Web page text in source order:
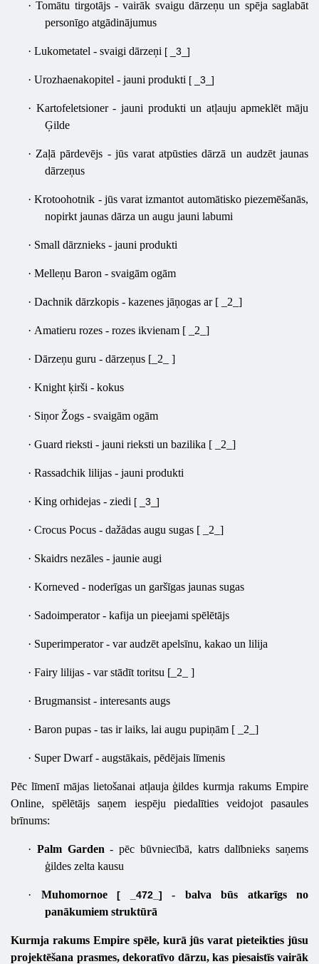
·Tomātu tirgotājs - vairāk svaigu dārzeņu un spēja saglabāt
personīgo atgādinājumus
· Lukometatel - svaigi dārzeņi [ _3_]
· Urozhaenakopitel - jauni produkti [ _3_]
· Kartofeletsioner - jauni produkti un atļauju apmeklēt māju
Ģilde
· Zaļā pārdevējs - jūs varat atpūsties dārzā un audzēt jaunas
dārzeņus
·Krotoohotnik - jūs varat izmantot automātisko piezemēšanās,
nopirkt jaunas dārza un augu jauni labumi
· Small dārznieks - jauni produkti
· Melleņu Baron - svaigām ogām
· Dachnik dārzkopis - kazenes jāņogas ar [ _2_]
· Amatieru rozes - rozes ikvienam [ _2_]
· Dārzeņu guru - dārzeņus [_2_ ]
· Knight ķirši - kokus
· Siņor Žogs - svaigām ogām
· Guard rieksti - jauni rieksti un bazilika [ _2_]
· Rassadchik lilijas - jauni produkti
· King orhidejas - ziedi [ _3_]
· Crocus Pocus - dažādas augu sugas [ _2_]
· Skaidrs nezāles - jaunie augi
· Korneved - noderīgas un garšīgas jaunas sugas
· Sadoimperator - kafija un pieejami spēlētājs
· Superimperator - var audzēt apelsīnu, kakao un lilija
· Fairy lilijas - var stādīt toritsu [_2_ ]
· Brugmansist - interesants augs
· Baron pupas - tas ir laiks, lai augu pupiņām [ _2_]
· Super Dwarf - augstākais, pēdējais līmenis
Pēc līmenī mājas lietošanai atļauja ģildes kurmja rakums Empire
Online, spēlētājs saņem iespēju piedalīties veidojot pasaules
brīnums:
· Palm Garden- pēc būvniecībā, katrs dalībnieks saņems
ģildes zelta kausu
· Muhomornoe [ _472_] - balva būs atkarīgs no
panākumiem struktūrā
Kurmja rakums Empire spēle, kurā jūs varat pieteikties jūsu
projektēšana prasmes, dekoratīvo dārzu, kas piesaistīs vairāk